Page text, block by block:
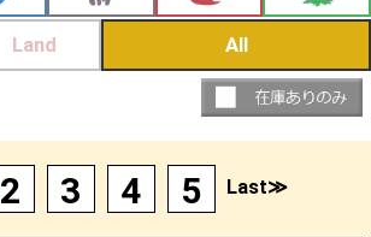
Land All
2 3 4 5 Last≫